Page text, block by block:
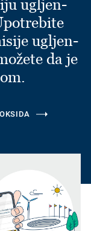
ugljen-
ugljen-
da je